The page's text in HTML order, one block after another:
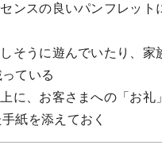
ンスの良いパンフレット
そうに遊んでいたり、家
ている
に、お客さまへの「お礼
紙を添えておく